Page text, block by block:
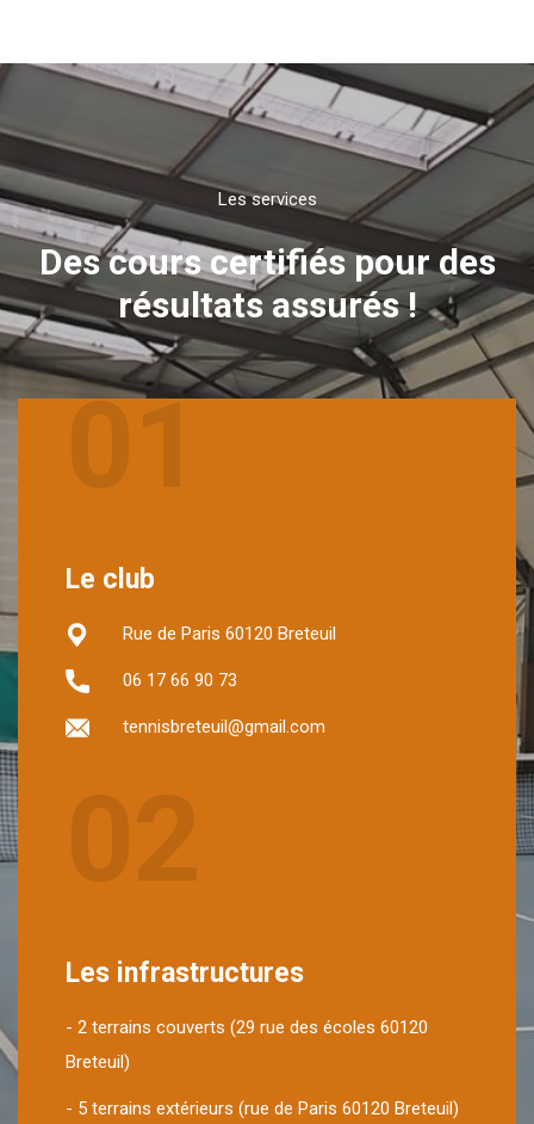
Les services
Des cours certifiés pour des
résultats assurés !
01
Le club
Rue de Paris 60120 Breteuil
06 17 66 90 73
tennisbreteuil@gmail.com
Les infrastructures
- 2 terrains couverts (29 rue des écoles 60120
Breteuil)
- 5 terrains extérieurs (rue de Paris 60120 Breteuil)